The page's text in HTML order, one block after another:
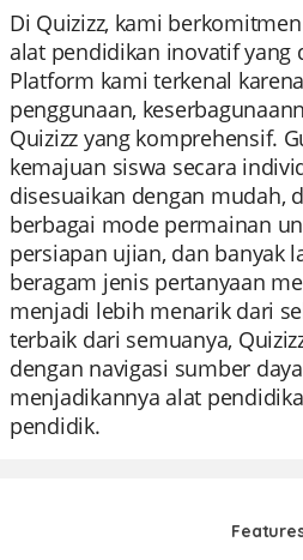
Di Quizizz, kami
alat pendidikan inovatif yang
Platform kami terkenal
penggunaan,
Quizizz yang komprehensif.
kemajuan siswa secara
disesuaikan dengan mudah,
berbagai mode permainan
persiapan ujian, dan banyak
beragam jenis pertanyaan
menjadi lebih menarik dari
terbaik dari semuanya,
dengan navigasi sumber
menjadikannya alat
pendidik.